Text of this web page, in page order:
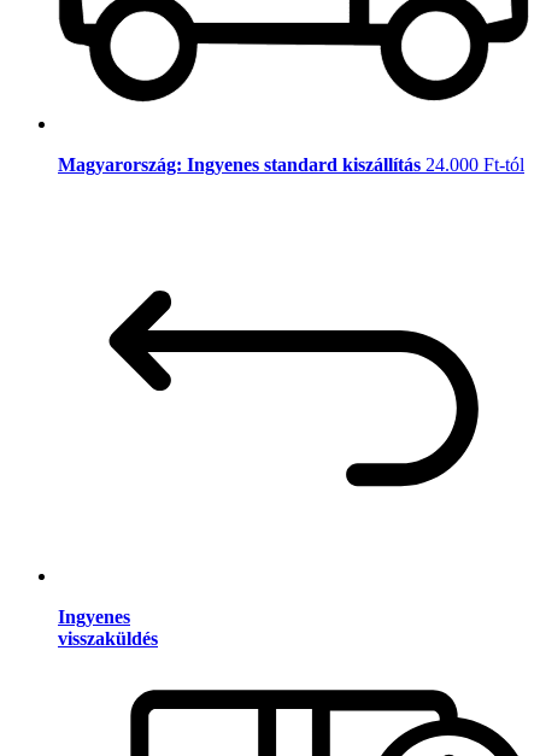
Magyarország: Ingyenes standard kiszállítás 24.000 Ft-tól
Ingyenes
visszaküldés